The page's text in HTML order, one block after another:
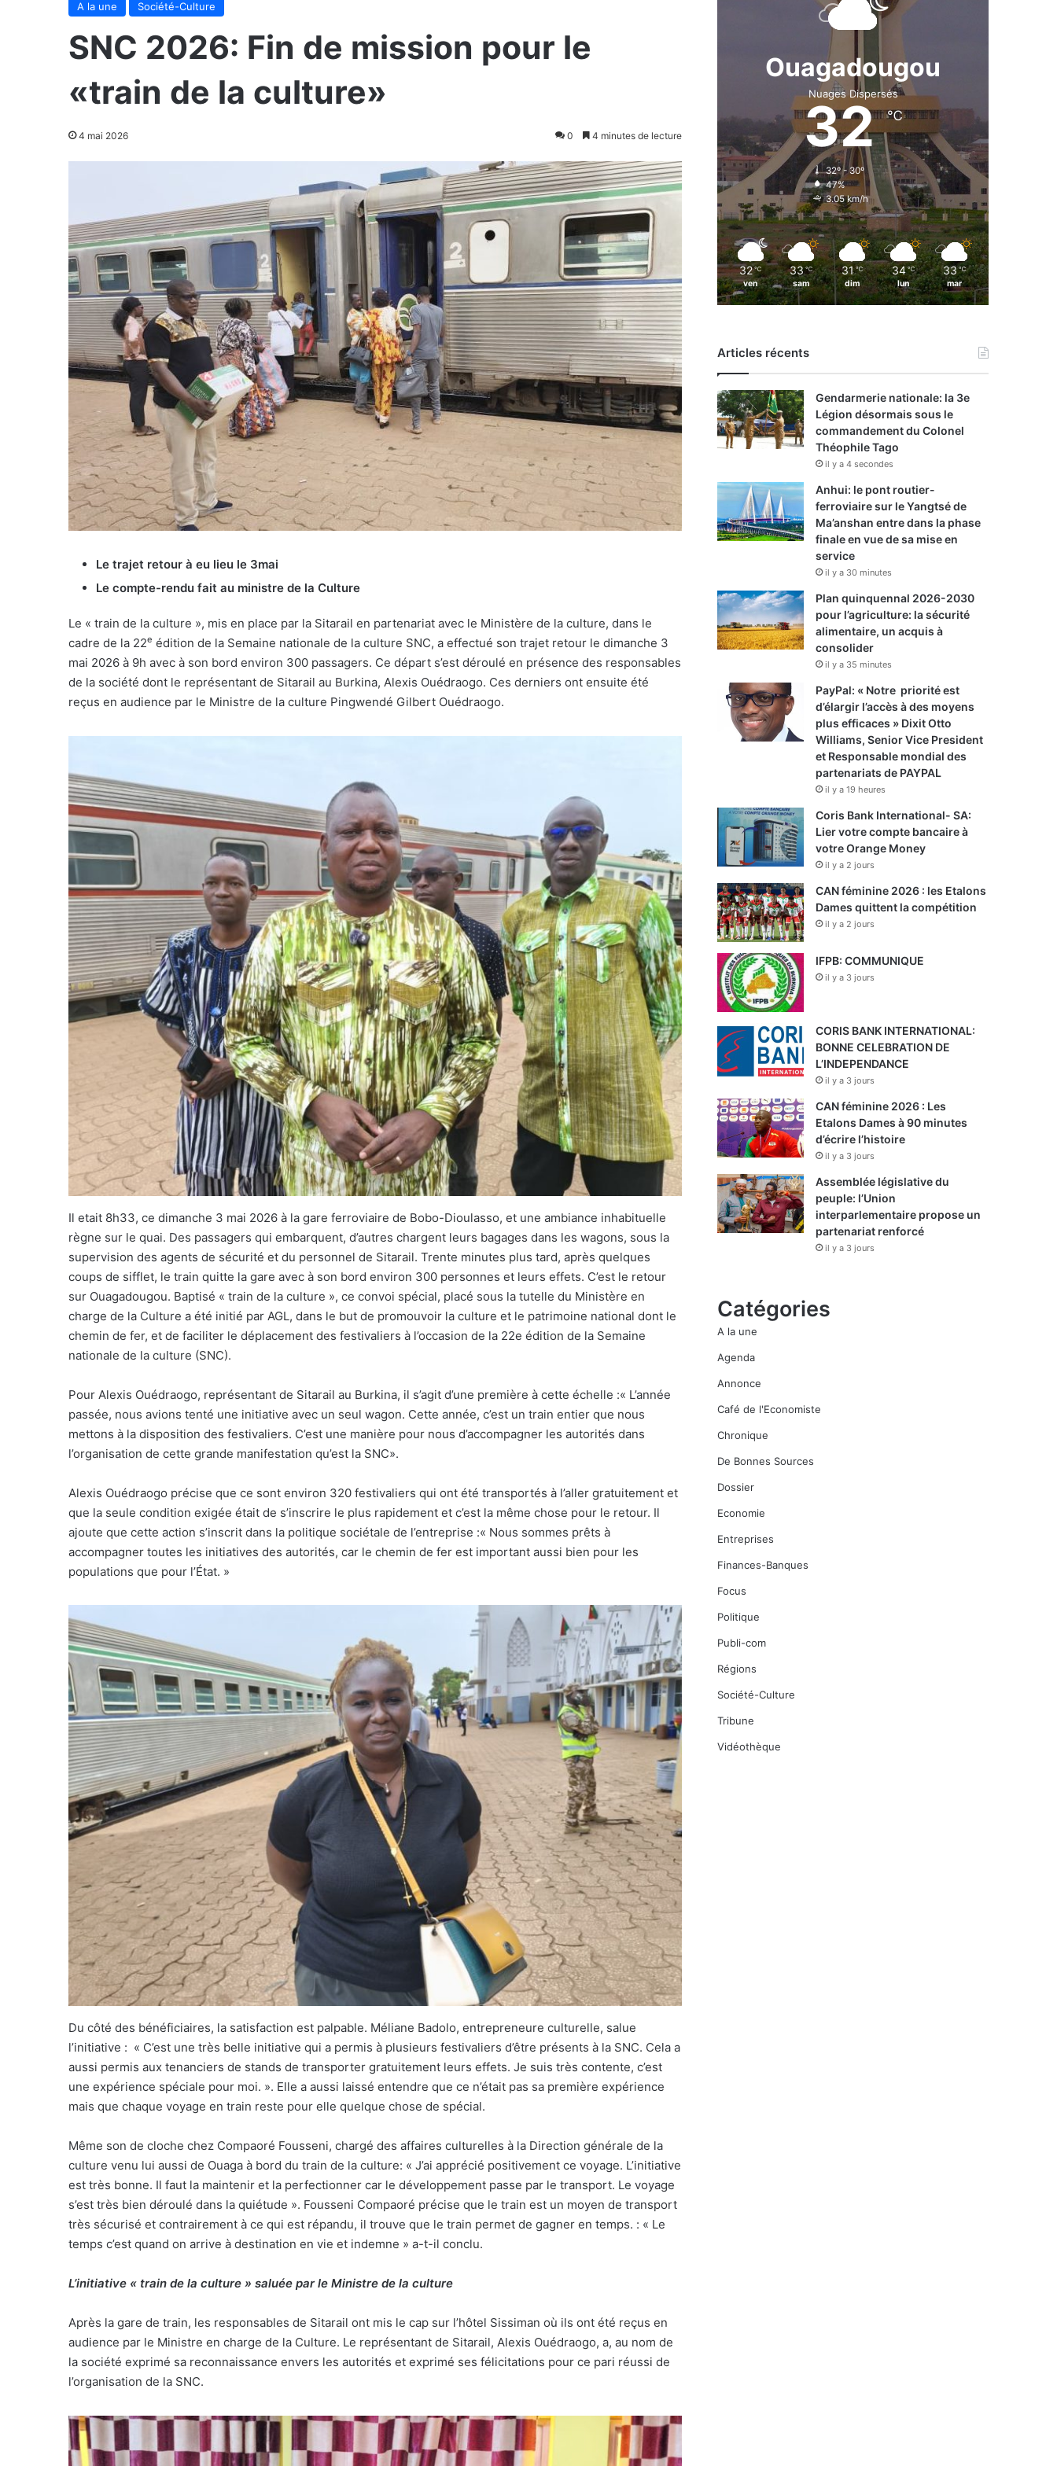
A la une Société-Culture
SNC 2026: Fin de mission pour le
«train de la culture»
4 mai 2026 0 4 minutes de lecture
Le trajet retour à eu lieu le 3mai
Le compte-rendu fait au ministre de la Culture
Le « train de la culture », mis en place par la Sitarail en partenariat avec le Ministère de la culture, dans le
cadre de la 22e édition de la Semaine nationale de la culture SNC, a effectué son trajet retour le dimanche 3
mai 2026 à 9h avec à son bord environ 300 passagers. Ce départ s’est déroulé en présence des responsables
de la société dont le représentant de Sitarail au Burkina, Alexis Ouédraogo. Ces derniers ont ensuite été
reçus en audience par le Ministre de la culture Pingwendé Gilbert Ouédraogo.
Il etait 8h33, ce dimanche 3 mai 2026 à la gare ferroviaire de Bobo-Dioulasso, et une ambiance inhabituelle
règne sur le quai. Des passagers qui embarquent, d’autres chargent leurs bagages dans les wagons, sous la
supervision des agents de sécurité et du personnel de Sitarail. Trente minutes plus tard, après quelques
coups de sifflet, le train quitte la gare avec à son bord environ 300 personnes et leurs effets. C’est le retour
sur Ouagadougou. Baptisé « train de la culture », ce convoi spécial, placé sous la tutelle du Ministère en
charge de la Culture a été initié par AGL, dans le but de promouvoir la culture et le patrimoine national dont le
chemin de fer, et de faciliter le déplacement des festivaliers à l’occasion de la 22e édition de la Semaine
nationale de la culture (SNC).
Pour Alexis Ouédraogo, représentant de Sitarail au Burkina, il s’agit d’une première à cette échelle :« L’année
passée, nous avions tenté une initiative avec un seul wagon. Cette année, c’est un train entier que nous
mettons à la disposition des festivaliers. C’est une manière pour nous d’accompagner les autorités dans
l’organisation de cette grande manifestation qu’est la SNC».
Alexis Ouédraogo précise que ce sont environ 320 festivaliers qui ont été transportés à l’aller gratuitement et
que la seule condition exigée était de s’inscrire le plus rapidement et c’est la même chose pour le retour. Il
ajoute que cette action s’inscrit dans la politique sociétale de l’entreprise :« Nous sommes prêts à
accompagner toutes les initiatives des autorités, car le chemin de fer est important aussi bien pour les
populations que pour l’État. »
Du côté des bénéficiaires, la satisfaction est palpable. Méliane Badolo, entrepreneure culturelle, salue
l’initiative : « C’est une très belle initiative qui a permis à plusieurs festivaliers d’être présents à la SNC. Cela a
aussi permis aux tenanciers de stands de transporter gratuitement leurs effets. Je suis très contente, c’est
une expérience spéciale pour moi. ». Elle a aussi laissé entendre que ce n’était pas sa première expérience
mais que chaque voyage en train reste pour elle quelque chose de spécial.
Même son de cloche chez Compaoré Fousseni, chargé des affaires culturelles à la Direction générale de la
culture venu lui aussi de Ouaga à bord du train de la culture: « J’ai apprécié positivement ce voyage. L’initiative
est très bonne. Il faut la maintenir et la perfectionner car le développement passe par le transport. Le voyage
s’est très bien déroulé dans la quiétude ». Fousseni Compaoré précise que le train est un moyen de transport
très sécurisé et contrairement à ce qui est répandu, il trouve que le train permet de gagner en temps. : « Le
temps c’est quand on arrive à destination en vie et indemne » a-t-il conclu.
L’initiative « train de la culture » saluée par le Ministre de la culture
Après la gare de train, les responsables de Sitarail ont mis le cap sur l’hôtel Sissiman où ils ont été reçus en
audience par le Ministre en charge de la Culture. Le représentant de Sitarail, Alexis Ouédraogo, a, au nom de
la société exprimé sa reconnaissance envers les autorités et exprimé ses félicitations pour ce pari réussi de
l’organisation de la SNC.
Ouagadougou
Nuages Dispersés
32℃
32º - 30º
47%
3.05 km/h
32 ℃
ven
33 ℃
sam
31 ℃
dim
34 ℃
lun
33 ℃
mar
Articles récents
Gendarmerie nationale: la 3e
Légion désormais sous le
commandement du Colonel
Théophile Tago
il y a 4 secondes
Anhui: le pont routier-
ferroviaire sur le Yangtsé de
Ma’anshan entre dans la phase
finale en vue de sa mise en
service
il y a 30 minutes
Plan quinquennal 2026-2030
pour l’agriculture: la sécurité
alimentaire, un acquis à
consolider
il y a 35 minutes
PayPal: « Notre priorité est
d’élargir l’accès à des moyens
plus efficaces » Dixit Otto
Williams, Senior Vice President
et Responsable mondial des
partenariats de PAYPAL
il y a 19 heures
Coris Bank International- SA:
Lier votre compte bancaire à
votre Orange Money
il y a 2 jours
CAN féminine 2026 : les Etalons
Dames quittent la compétition
il y a 2 jours
IFPB: COMMUNIQUE
il y a 3 jours
CORIS BANK INTERNATIONAL:
BONNE CELEBRATION DE
L’INDEPENDANCE
il y a 3 jours
CAN féminine 2026 : Les
Etalons Dames à 90 minutes
d’écrire l’histoire
il y a 3 jours
Assemblée législative du
peuple: l’Union
interparlementaire propose un
partenariat renforcé
il y a 3 jours
Catégories
A la une
Agenda
Annonce
Café de l'Economiste
Chronique
De Bonnes Sources
Dossier
Economie
Entreprises
Finances-Banques
Focus
Politique
Publi-com
Régions
Société-Culture
Tribune
Vidéothèque